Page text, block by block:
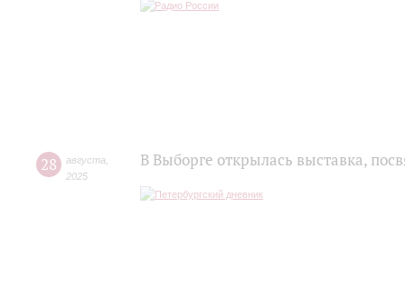
28 августа
2025
В Выборге открылась выставка,